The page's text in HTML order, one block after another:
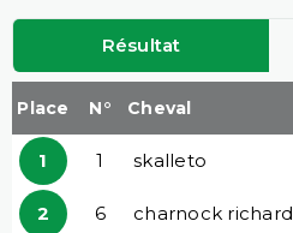
Résultat
Place N° Cheval
1 1 skalleto
2 6 charnock richard